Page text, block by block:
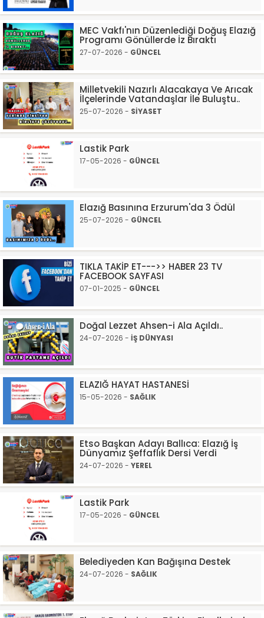
MEC Vakfı'nın Düzenlediği Doğuş Elazığ
Programı Gönüllerde İz Bıraktı
27-07-2026 - GÜNCEL
Milletvekili Nazırlı Alacakaya Ve Arıcak
İlçelerinde Vatandaşlar İle Buluştu..
25-07-2026 - SİYASET
Lastik Park
17-05-2026 - GÜNCEL
Elazığ Basınına Erzurum'da 3 Ödül
25-07-2026 - GÜNCEL
TIKLA TAKİP ET--->> HABER 23 TV
FACEBOOK SAYFASI
07-01-2025 - GÜNCEL
Doğal Lezzet Ahsen-i Ala Açıldı..
24-07-2026 - İŞ DÜNYASI
ELAZIĞ HAYAT HASTANESİ
15-05-2026 - SAĞLIK
Etso Başkan Adayı Ballıca: Elazığ İş
Dünyamız Şeffaflık Dersi Verdi
24-07-2026 - YEREL
Lastik Park
17-05-2026 - GÜNCEL
Belediyeden Kan Bağışına Destek
24-07-2026 - SAĞLIK